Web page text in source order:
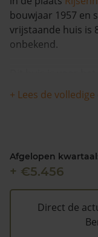
bouwjaar 1957 en
vrijstaande huis is
onbekend.
afgelopen 12
geworden. Vanaf
(2020). Volgens
waarde te hoog is
worden op de
gratis WOZ alarm
laatste WOZ
+ Lees de
Afgelopen
+ €5.456
Direct de